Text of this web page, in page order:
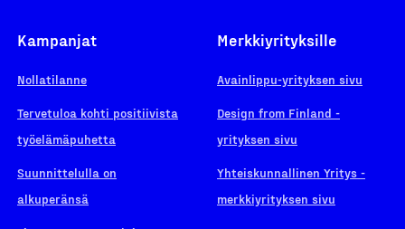
Kampanjat
Nollatilanne
Tervetuloa kohti positiivista
työelämäpuhetta
Suunnittelulla on
alkuperänsä
Merkkiyrityksille
Avainlippu-yrityksen sivu
Design from Finland -
yrityksen sivu
Yhteiskunnallinen Yritys -
merkkiyrityksen sivu